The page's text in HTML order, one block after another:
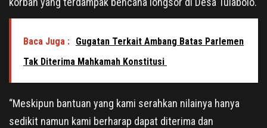
Baca Juga : Gugatan Terkait Ambang Batas Parlemen
Tak Diterima Mahkamah Konstitusi
“Meskipun bantuan yang kami serahkan nilainya hanya
sedikit namun kami berharap dapat diterima dan